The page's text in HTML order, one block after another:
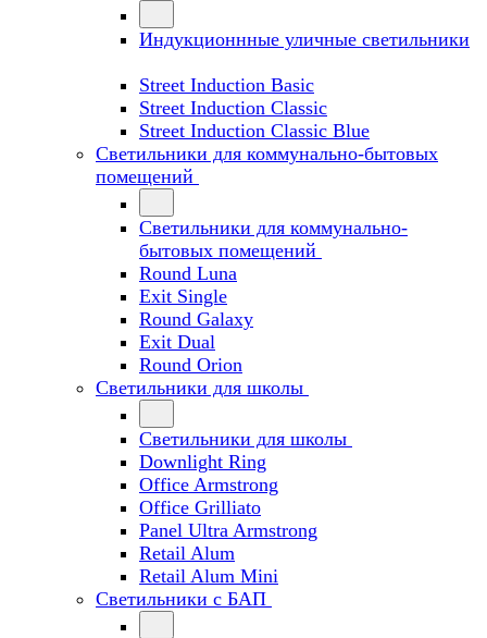
Индукционнные уличные светильники
Street Induction Basic
Street Induction Classic
Street Induction Classic Blue
Светильники для коммунально-бытовых
помещений
Светильники для коммунально-
бытовых помещений
Round Luna
Exit Single
Round Galaxy
Exit Dual
Round Orion
Светильники для школы
Светильники для школы
Downlight Ring
Office Armstrong
Office Grilliato
Panel Ultra Armstrong
Retail Alum
Retail Alum Mini
Светильники с БАП